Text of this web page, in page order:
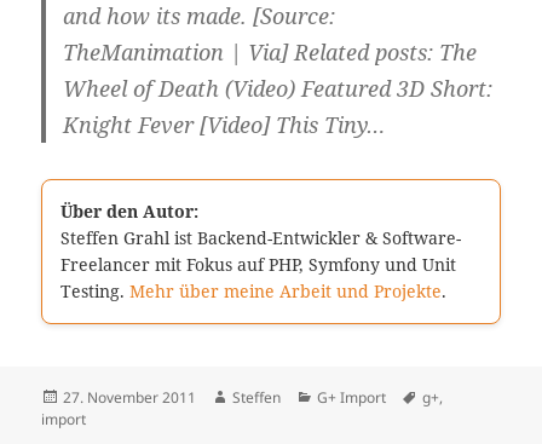
and how its made. [Source:
TheManimation | Via] Related posts: The
Wheel of Death (Video) Featured 3D Short:
Knight Fever [Video] This Tiny…
Über den Autor:
Steffen Grahl ist Backend-Entwickler & Software-
Freelancer mit Fokus auf PHP, Symfony und Unit
Testing.Mehr über meine Arbeit und Projekte.
Veröffentlicht
am
27. November 2011 Autor
Steffen Kategorien
G+ Import Schlagwörter
g+,
import